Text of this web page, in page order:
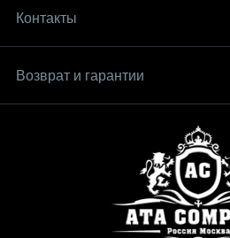
Контакты
Возврат и гарантии